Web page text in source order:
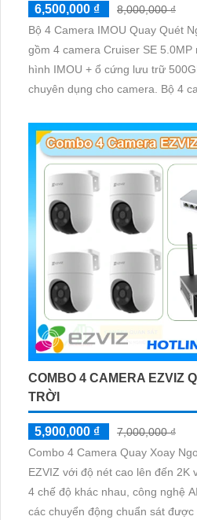
6,500,000 ₫
8,000,000 ₫
Bộ 4 Camera IMOU Quay Quét
gồm 4 camera Cruiser SE
hình IMOU + ổ cứng lưu trữ
chuyên dụng cho camera. Bộ 4
cần giám sát ngoài trời
COMBO 4 CAMERA EZVIZ
TRỜI
5,900,000 ₫
7,000,000 ₫
Combo 4 Camera Quay Xoay
EZVIZ với độ nét cao lên đến 2K
4 chế độ khác nhau, công nghệ
các chuyển động chuẩn sát